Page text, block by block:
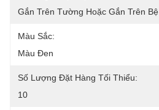
Gắn Trên Tường Hoặc Gắn Trên Bệ
Màu Sắc:
Màu Đen
Số Lượng Đặt Hàng Tối Thiểu:
10